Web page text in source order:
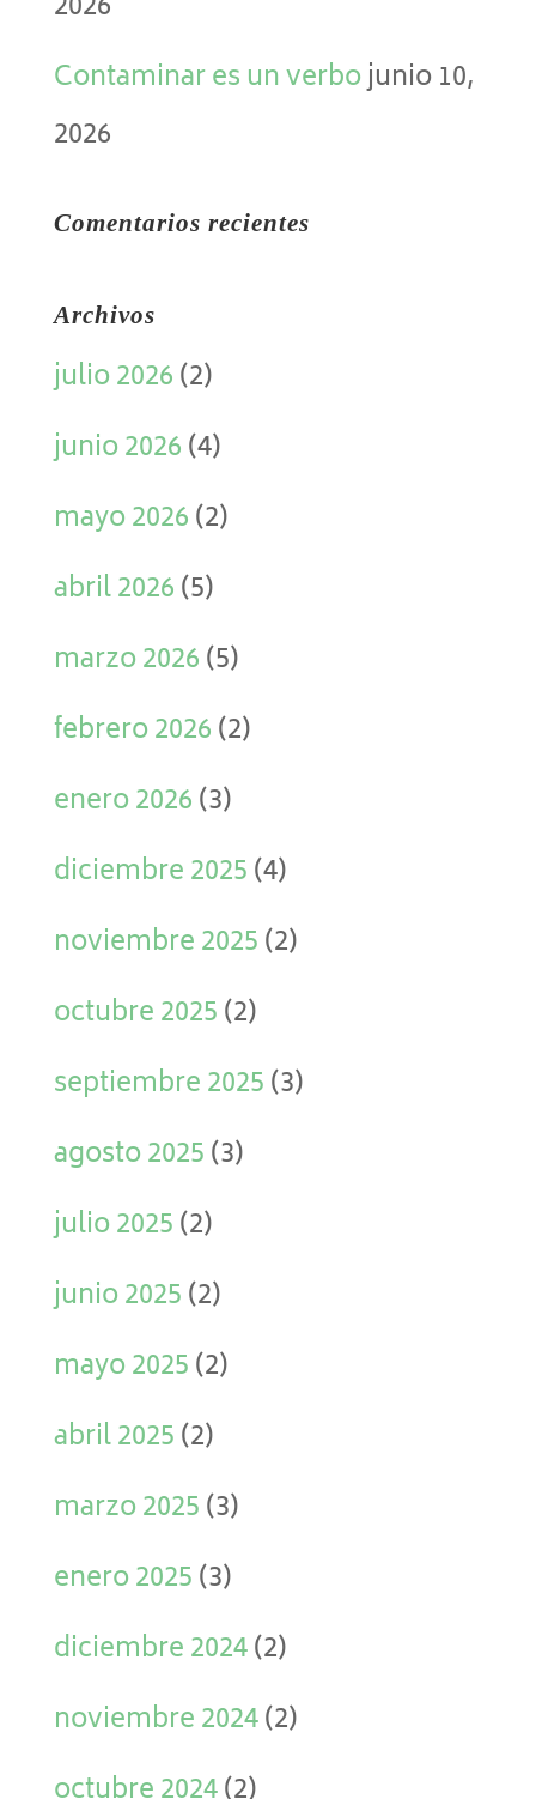
Contaminar es un verbojunio 10,
2026
Comentarios recientes
Archivos
julio 2026(2)
junio 2026(4)
mayo 2026(2)
abril 2026(5)
marzo 2026(5)
febrero 2026(2)
enero 2026(3)
diciembre 2025(4)
noviembre 2025(2)
octubre 2025(2)
septiembre 2025(3)
agosto 2025(3)
julio 2025(2)
junio 2025(2)
mayo 2025(2)
abril 2025(2)
marzo 2025(3)
enero 2025(3)
diciembre 2024(2)
noviembre 2024(2)